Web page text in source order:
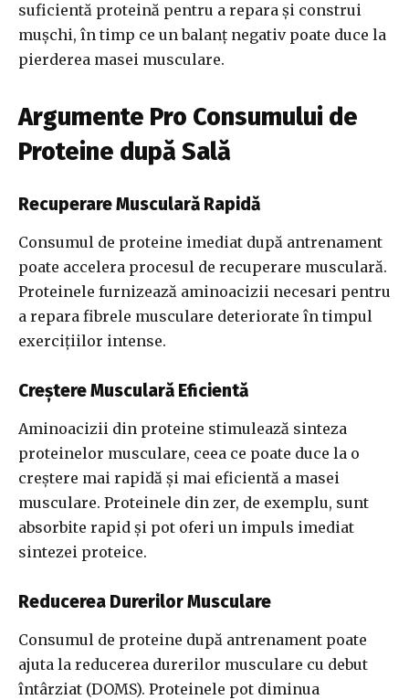
suficientă proteină pentru a repara și construi
mușchi, în timp ce un balanț negativ poate duce la
pierderea masei musculare.
Argumente Pro Consumului de
Proteine după Sală
Recuperare Musculară Rapidă
Consumul de proteine imediat după antrenament
poate accelera procesul de recuperare musculară.
Proteinele furnizează aminoacizii necesari pentru
a repara fibrele musculare deteriorate în timpul
exercițiilor intense.
Creștere Musculară Eficientă
Aminoacizii din proteine stimulează sinteza
proteinelor musculare, ceea ce poate duce la o
creștere mai rapidă și mai eficientă a masei
musculare. Proteinele din zer, de exemplu, sunt
absorbite rapid și pot oferi un impuls imediat
sintezei proteice.
Reducerea Durerilor Musculare
Consumul de proteine după antrenament poate
ajuta la reducerea durerilor musculare cu debut
întârziat (DOMS). Proteinele pot diminua